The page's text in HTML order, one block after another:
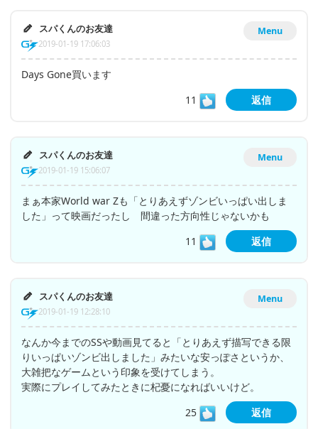
Menu
スパくんのお友達
2019-01-19 17:06:03
Days Gone買います
11
返信
Menu
スパくんのお友達
2019-01-19 15:06:07
まぁ本家World war Zも「とりあえずゾンビいっぱい出しま
した」って映画だったし 間違った方向性じゃないかも
11
返信
Menu
スパくんのお友達
2019-01-19 12:28:10
なんか今までのSSや動画見てると「とりあえず描写できる限
りいっぱいゾンビ出しました」みたいな安っぽさというか、
大雑把なゲームという印象を受けてしまう。
実際にプレイしてみたときに杞憂になればいいけど。
25
返信